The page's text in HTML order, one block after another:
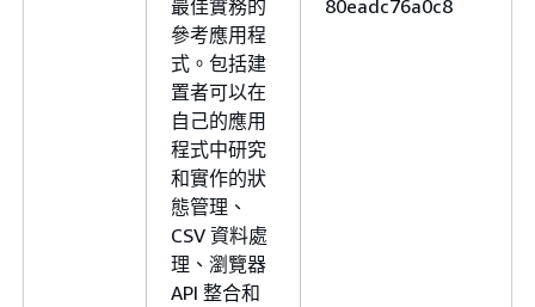
最佳實務的
參考應用程
式。包括建
置者可以在
自己的應用
程式中研究
和實作的狀
態管理、
CSV 資料處
理、瀏覽器
API 整合和
80eadc76a0c8